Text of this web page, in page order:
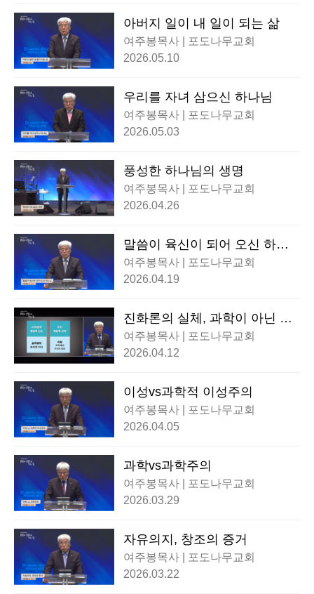
아버지 일이 내 일이 되는 삶
여주봉목사 | 포도나무교회
2026.05.10
우리를 자녀 삼으신 하나님
여주봉목사 | 포도나무교회
2026.05.03
풍성한 하나님의 생명
여주봉목사 | 포도나무교회
2026.04.26
말씀이 육신이 되어 오신 하나
님
여주봉목사 | 포도나무교회
2026.04.19
진화론의 실체, 과학이 아닌 세
계관이다
여주봉목사 | 포도나무교회
2026.04.12
이성vs과학적 이성주의
여주봉목사 | 포도나무교회
2026.04.05
과학vs과학주의
여주봉목사 | 포도나무교회
2026.03.29
자유의지, 창조의 증거
여주봉목사 | 포도나무교회
2026.03.22